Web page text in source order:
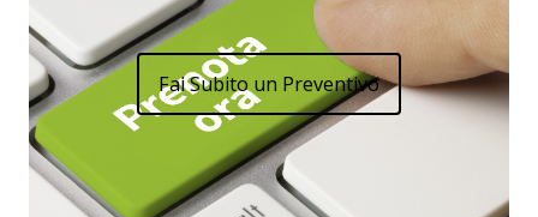
Fai Subito un Preventivo